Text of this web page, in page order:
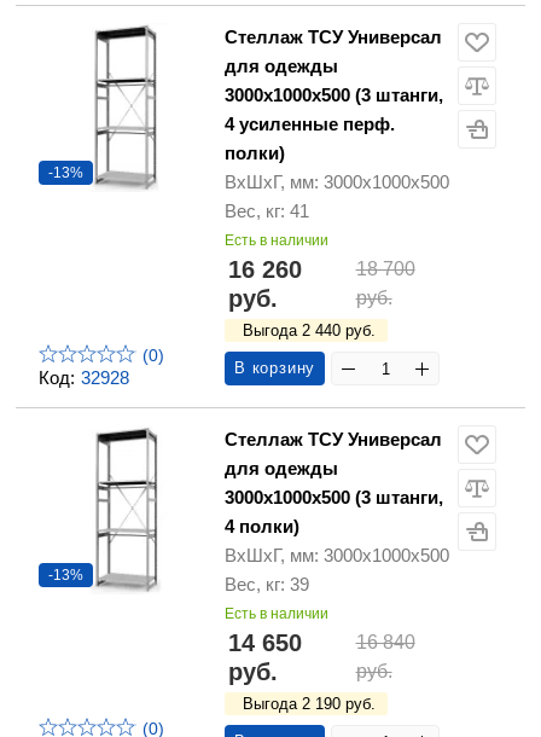
Код: 32928
-13%
(0)
Стеллаж ТСУ Универсал
для одежды
3000х1000х500 (3 штанги,
4 усиленные перф.
полки)
ВхШхГ, мм: 3000х1000х500
Вес, кг: 41
Есть в наличии
16 260
руб.
18 700
руб.
Выгода 2 440 руб.
В корзину
-13%
(0)
Стеллаж ТСУ Универсал
для одежды
3000х1000х500 (3 штанги,
4 полки)
ВхШхГ, мм: 3000х1000х500
Вес, кг: 39
Есть в наличии
14 650
руб.
16 840
руб.
Выгода 2 190 руб.